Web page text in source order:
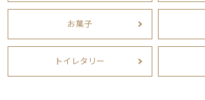
お菓子
トイレタリー